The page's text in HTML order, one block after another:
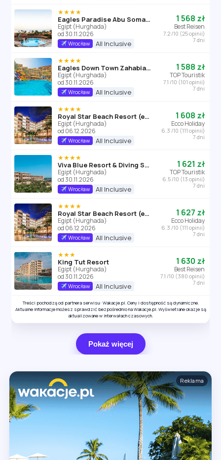
★★★★
Eagles Paradise Abu Soma Resort
Egipt (Hurghada)
od 30.11.2026
Wrocław All Inclusive
1 568 zł
Best Reisen
7.2 /10 (25 opinii)
7 dni
★★★★
Eagles Down Town Zahabia Resort
Egipt (Hurghada)
od 30.11.2026
Wrocław All Inclusive
1 588 zł
TOP Touristik
7.1 /10 (101 opinii)
7 dni
★★★★
Royal Star Beach Resort (ex Three Corners)
Egipt (Hurghada)
od 06.12.2026
Wrocław All Inclusive
1 608 zł
Ecco Holiday
6.3 /10 (111 opinii)
7 dni
★★★★
Viva Blue Resort & Diving Sports
Egipt (Hurghada)
od 30.11.2026
Wrocław All Inclusive
1 621 zł
TOP Touristik
6.5 /10 (13 opinii)
7 dni
★★★★
Royal Star Beach Resort (ex Three Corners)
Egipt (Hurghada)
od 06.12.2026
Wrocław All Inclusive
1 627 zł
Ecco Holiday
6.3 /10 (111 opinii)
7 dni
★★★
King Tut Resort
Egipt (Hurghada)
od 30.11.2026
Wrocław All Inclusive
1 630 zł
Best Reisen
7.1 /10 (380 opinii)
7 dni
Treści pochodzą od partnera serwisu: Wakacje.pl. Ceny i dostępność są dynamiczne.
Aktualne informacje możesz sprawdzić bezpośrednio na Wakacje.pl. Wyświetlane okazje są
aktualizowane w interwałach czasowych.
Pokaż więcej
Reklama